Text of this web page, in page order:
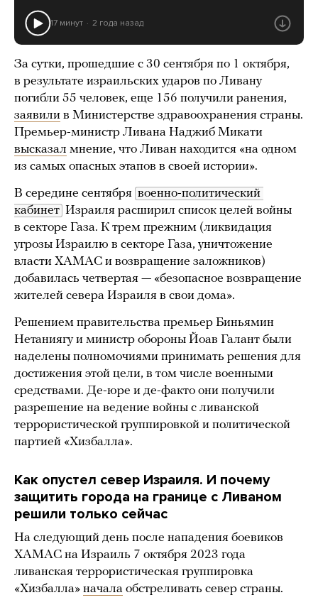
17 минут 2 года назад
За сутки, прошедшие с 30 сентября по 1 октября,
в результате израильских ударов по Ливану
погибли 55 человек, еще 156 получили ранения,
заявили в Министерстве здравоохранения страны.
Премьер-министр Ливана Наджиб Микати
высказал мнение, что Ливан находится «на одном
из самых опасных этапов в своей истории».
В середине сентября военно-политический
кабинет Израиля расширил список целей войны
в секторе Газа. К трем прежним (ликвидация
угрозы Израилю в секторе Газа, уничтожение
власти ХАМАС и возвращение заложников)
добавилась четвертая — «безопасное возвращение
жителей севера Израиля в свои дома».
Решением правительства премьер Биньямин
Нетаниягу и министр обороны Йоав Галант были
наделены полномочиями принимать решения для
достижения этой цели, в том числе военными
средствами. Де-юре и де-факто они получили
разрешение на ведение войны с ливанской
террористической группировкой и политической
партией «Хизбалла».
Как опустел север Израиля. И почему
защитить города на границе с Ливаном
решили только сейчас
На следующий день после нападения боевиков
ХАМАС на Израиль 7 октября 2023 года
ливанская террористическая группировка
«Хизбалла» начала обстреливать север страны.